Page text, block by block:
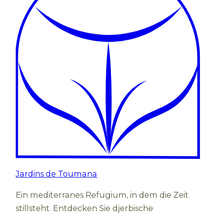
Jardins de Toumana
Ein mediterranes Refugium, in dem die Zeit
stillsteht. Entdecken Sie djerbische